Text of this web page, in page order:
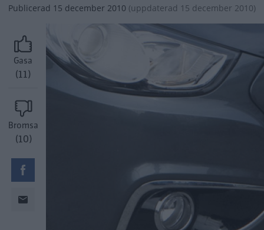
Publicerad 15 december 2010 (uppdaterad 15 december 2010)
Gasa
(11)
Bromsa
(10)